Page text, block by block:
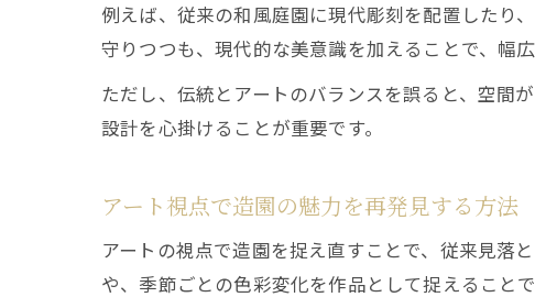
例えば、従来の和風庭園に現代彫刻を配置したり
守りつつも、現代的な美意識を加えることで、幅
ただし、伝統とアートのバランスを誤ると、空間
設計を心掛けることが重要です。
アート視点で造園の魅力を再発見する方法
アートの視点で造園を捉え直すことで、従来見落
や、季節ごとの色彩変化を作品として捉えること